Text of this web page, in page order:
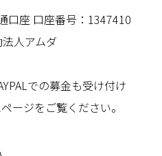
口座 口座番号：1347410
人アムダ
での募金も受け付け
ージをご覧ください。